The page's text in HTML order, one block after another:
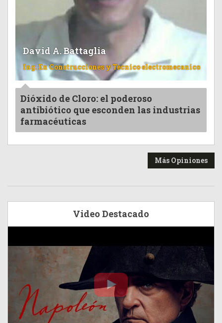
David A. Battaglia
Ing. En Construcciones y Tecnico electromecanico
Dióxido de Cloro: el poderoso
antibiótico que esconden las industrias
farmacéuticas
Más Opiniones
Video Destacado